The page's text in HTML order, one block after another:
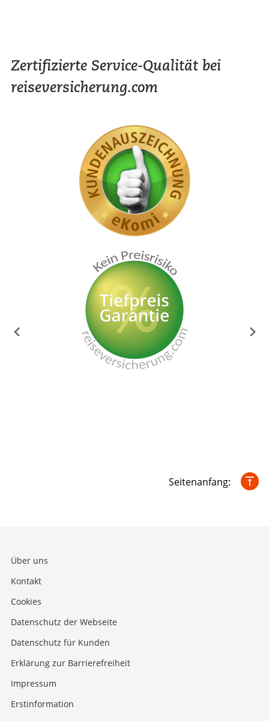
Zertifizierte Service-Qualität bei
reiseversicherung.com
Seitenanfang:
Über uns
Kontakt
Cookies
Datenschutz der Webseite
Datenschutz für Kunden
Erklärung zur Barrierefreiheit
Impressum
Erstinformation